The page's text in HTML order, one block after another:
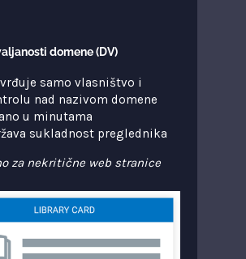
domene (DV)
samo vlasništvo i
nad nazivom domene
u minutama
sukladnost preglednika
za nekritične web stranice